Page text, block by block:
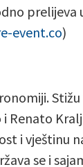
prelijeva
event.co)
Stižu
Renato
i vještinu
se i